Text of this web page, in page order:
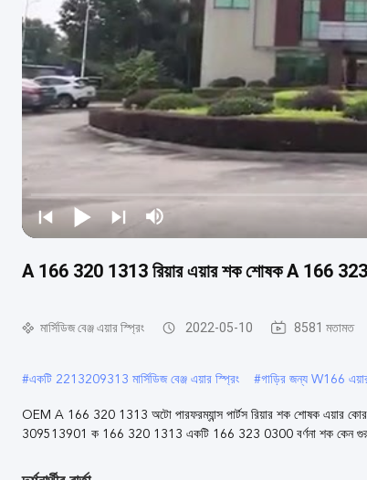
A 166 320 1313 রিয়ার এয়ার শক শোষক A 166
মার্সিডিজ বেঞ্জ এয়ার স্প্রিং 2022-05-10 8581 মতামত
#একটি 2213209313 মার্সিডিজ বেঞ্জ এয়ার স্প্রিং #গাড়ির জন্য W166
OEM A 166 320 1313 অটো পারফরম্যান্স পার্টস রিয়ার শক শোষক
309513901 ক 166 320 1313 একটি 166 323 0300 বর্ণনা শক কেন